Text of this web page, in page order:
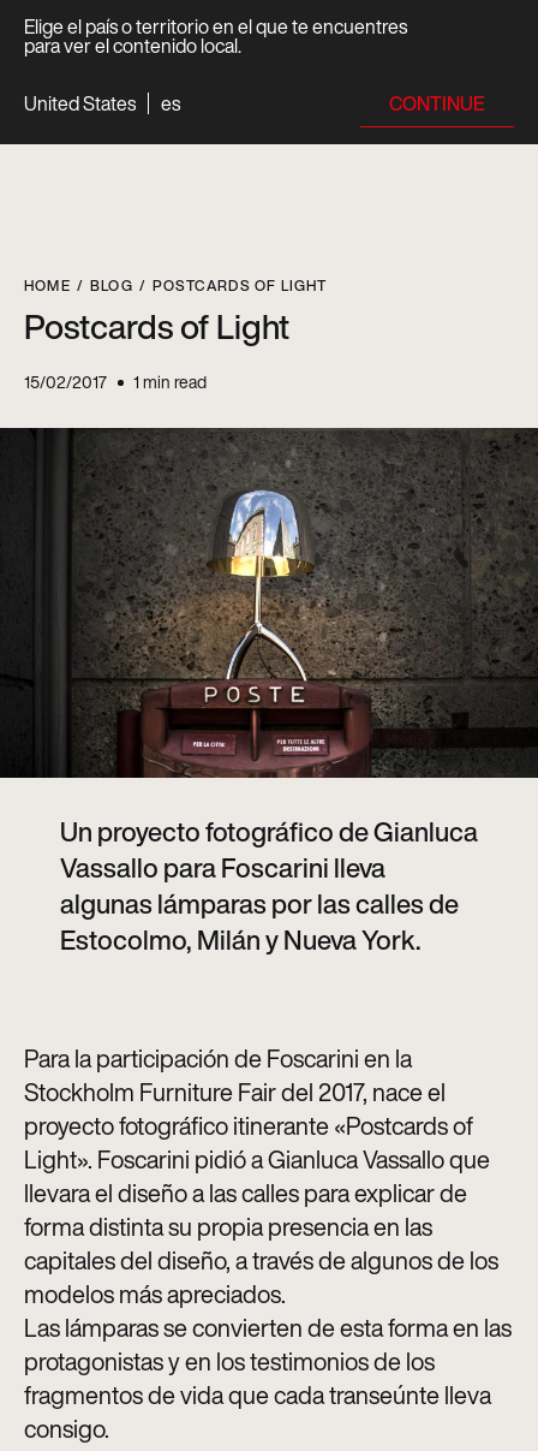
Elige el país o territorio en el que te encuentres
para ver el contenido local.
United States
es CONTINUE
HOME BLOG POSTCARDS OF LIGHT
Postcards of Light
15/02/2017 1min read
Un proyecto fotográfico de Gianluca
Vassallo para Foscarini lleva
algunas lámparas por las calles de
Estocolmo, Milán y Nueva York.
Para la participación de Foscarini en la
Stockholm Furniture Fair del 2017, nace el
proyecto fotográfico itinerante «Postcards of
Light». Foscarini pidió a Gianluca Vassallo que
llevara el diseño a las calles para explicar de
forma distinta su propia presencia en las
capitales del diseño, a través de algunos de los
modelos más apreciados.
Las lámparas se convierten de esta forma en las
protagonistas y en los testimonios de los
fragmentos de vida que cada transeúnte lleva
consigo.